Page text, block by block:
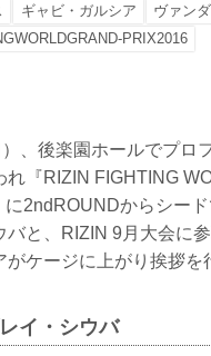
ギャビ・ガルシア
ヴァン
PRIX2016
、後楽園ホールでプロ
れ『RIZIN FIGHTING
に2ndROUNDからシー
バと、RIZIN 9月大会に
がケージに上がり挨拶を
イ・シウバ